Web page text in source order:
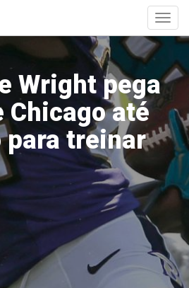
Wright pega
Chicago até
para treinar